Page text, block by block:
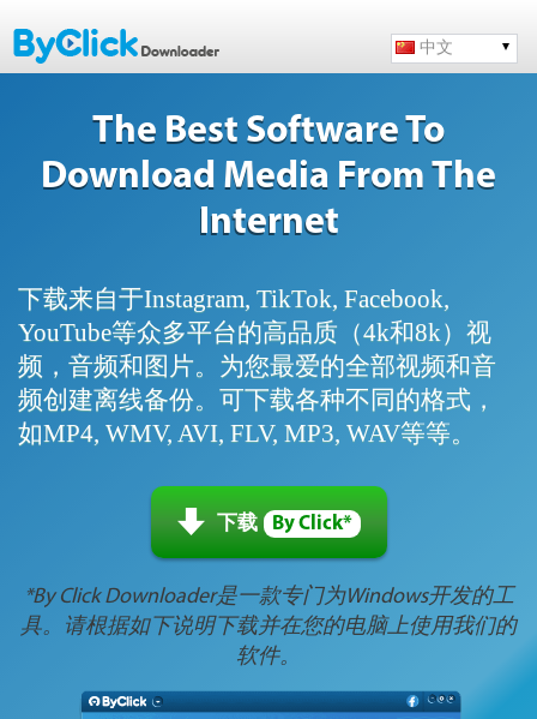
中文
The Best Software To
Download Media From The
Internet
下载来自于Instagram, TikTok, Facebook,
YouTube等众多平台的高品质（4k和8k）视
频，音频和图片。为您最爱的全部视频和音
频创建离线备份。可下载各种不同的格式，
如MP4, WMV, AVI, FLV, MP3, WAV等等。
下载 By Click*
*By Click Downloader是一款专门为Windows开发的工
具。请根据如下说明下载并在您的电脑上使用我们的
软件。